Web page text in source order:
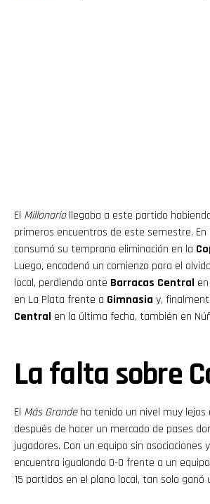
El Millonariollegaba a este partido
primeros encuentros de este semestre. En
consumó su temprana eliminación en la
Luego, encadenó un comienzo para el
local, perdiendo ante Barracas Central
en La Plata frente a Gimnasia y,
Central en la última fecha, también en
La falta sobre
El Más Grandeha tenido un nivel muy lejos
después de hacer un mercado de pases
jugadores. Con un equipo sin asociaciones
encuentra igualando 0-0 frente a un
15 partidos en el plano local, tan solo ganó